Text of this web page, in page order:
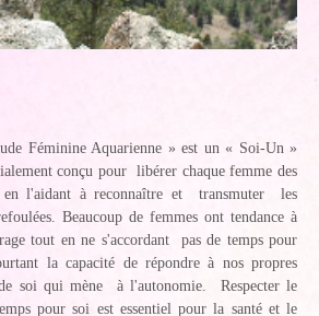
Féminine Aquarienne » est un « Soi-Un »
conçu pour libérer chaque femme des
en l'aidant à reconnaître et transmuter les
Beaucoup de femmes ont tendance à
tout en ne s'accordant pas de temps pour
la capacité de répondre à nos propres
soi qui mène à l'autonomie. Respecter le
pour soi est essentiel pour la santé et le